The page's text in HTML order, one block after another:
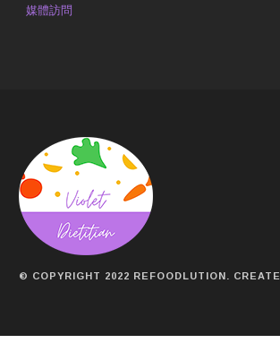
媒體訪問
© COPYRIGHT 2022 REFOODLUTION.